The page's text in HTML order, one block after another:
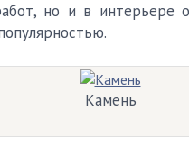
но и в интерьере
Камень